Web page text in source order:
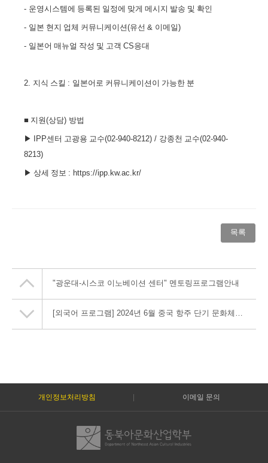
- 운영시스템에 등록된 일정에 맞게 메시지 발송 및 확인
- 일본 현지 업체 커뮤니케이션(유선 & 이메일)
- 일본어 매뉴얼 작성 및 고객 CS응대
2. 지식 스킬 : 일본어로 커뮤니케이션이 가능한 분
■ 지원(상담) 방법
▶ IPP센터 고광용 교수(02-940-8212) / 강종천 교수(02-940-
8213)
▶ 상세 정보 : https://ipp.kw.ac.kr/
목록
"광운대-시스코 이노베이션 센터" 멘토링프로그램안내
[외국어 프로그램] 2024년 6월 중국 항주 단기 문화체험(5박6일) 희망자 모집 안내 (약 20명)
개인정보처리방침 이메일 문의